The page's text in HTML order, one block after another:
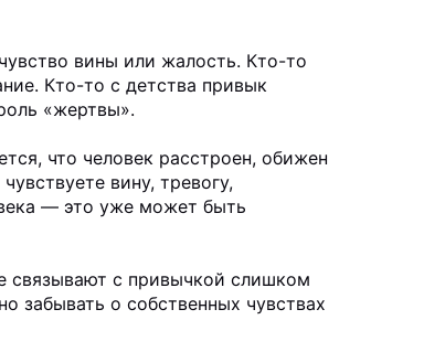
вины или жалость. Кто-то
Кто-то с детства привык
«жертвы».
что человек расстроен, обижен
вину, тревогу,
— это уже может быть
связывают с привычкой слишком
забывать о собственных чувствах